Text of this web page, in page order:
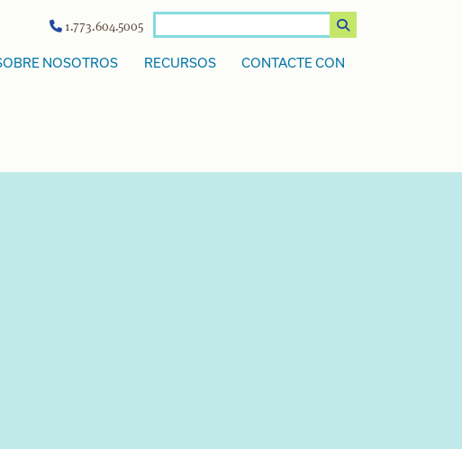
1.773.604.5005
NOSOTROS RECURSOS CONTACTE CON